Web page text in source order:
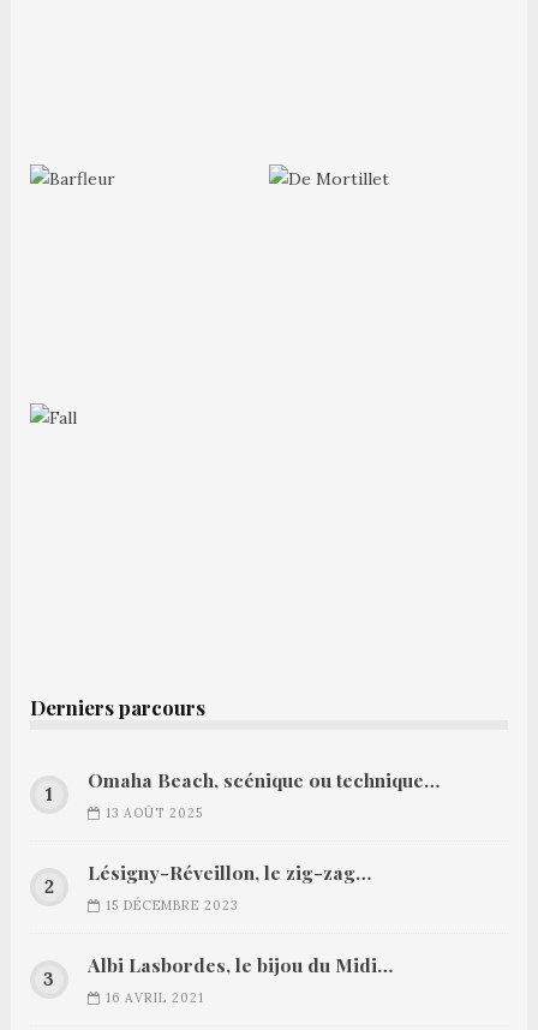
Derniers parcours
Omaha Beach, scénique ou technique…
13 AOÛT 2025
Lésigny-Réveillon, le zig-zag…
15 DÉCEMBRE 2023
Albi Lasbordes, le bijou du Midi…
16 AVRIL 2021